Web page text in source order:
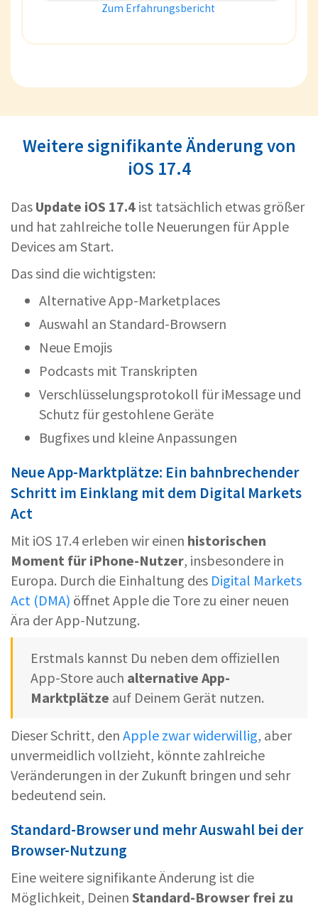
Zum Erfahrungsbericht
Weitere signifikante Änderung von
iOS 17.4
Das Update iOS 17.4 ist tatsächlich etwas größer
und hat zahlreiche tolle Neuerungen für Apple
Devices am Start.
Das sind die wichtigsten:
Alternative App-Marketplaces
Auswahl an Standard-Browsern
Neue Emojis
Podcasts mit Transkripten
Verschlüsselungsprotokoll für iMessage und
Schutz für gestohlene Geräte
Bugfixes und kleine Anpassungen
Neue App-Marktplätze: Ein bahnbrechender
Schritt im Einklang mit dem Digital Markets
Act
Mit iOS 17.4 erleben wir einen historischen
Moment für iPhone-Nutzer, insbesondere in
Europa. Durch die Einhaltung des Digital Markets
Act (DMA) öffnet Apple die Tore zu einer neuen
Ära der App-Nutzung.
Erstmals kannst Du neben dem offiziellen
App-Store auch alternative App-
Marktplätze auf Deinem Gerät nutzen.
Dieser Schritt, den Apple zwar widerwillig, aber
unvermeidlich vollzieht, könnte zahlreiche
Veränderungen in der Zukunft bringen und sehr
bedeutend sein.
Standard-Browser und mehr Auswahl bei der
Browser-Nutzung
Eine weitere signifikante Änderung ist die
Möglichkeit, Deinen Standard-Browser frei zu